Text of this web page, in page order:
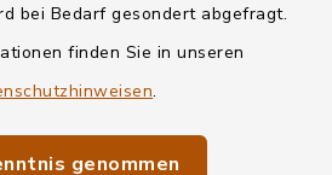
bei Bedarf gesondert abgefragt.
finden Sie in unseren
.
genommen